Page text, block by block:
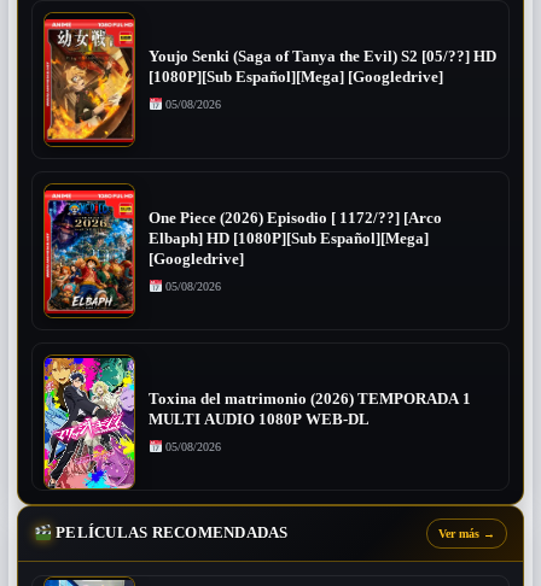
Youjo Senki (Saga of Tanya the Evil) S2 [05/??] HD
[1080P][Sub Español][Mega] [Googledrive]
05/08/2026
One Piece (2026) Episodio [ 1172/??] [Arco
Elbaph] HD [1080P][Sub Español][Mega]
[Googledrive]
05/08/2026
Toxina del matrimonio (2026) TEMPORADA 1
MULTI AUDIO 1080P WEB-DL
05/08/2026
PELÍCULAS RECOMENDADAS Ver más →